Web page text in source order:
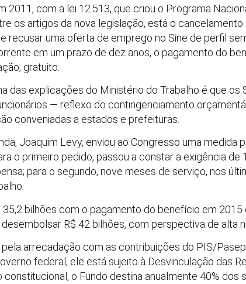
2011, com a lei 12.513, que criou o Programa
os artigos da nova legislação, está o
recusar uma oferta de emprego no Sine de perfil
em um prazo de dez anos, o pagamento do
gratuito.
das explicações do Ministério do Trabalho é que
— reflexo do contingenciamento
conveniadas a estados e prefeituras.
Joaquim Levy, enviou ao Congresso uma medida
o primeiro pedido, passou a constar a exigência de
para o segundo, nove meses de serviço, nos
bilhões com o pagamento do benefício em 2015
R$ 42 bilhões, com perspectiva de alta
pela arrecadação com as contribuições do PIS/
federal, ele está sujeito à Desvinculação das
o Fundo destina anualmente 40% dos